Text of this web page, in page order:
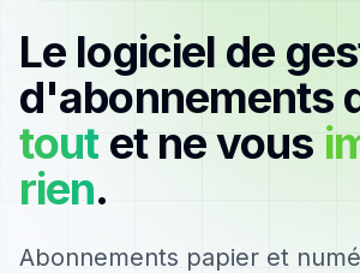
Le logiciel de
d'abonnements
tout et ne vous
rien.
Abonnements papier et